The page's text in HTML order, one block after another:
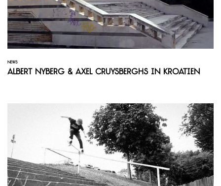
NEWS
Albert Nyberg & Axel Cruysberghs in Kroatien